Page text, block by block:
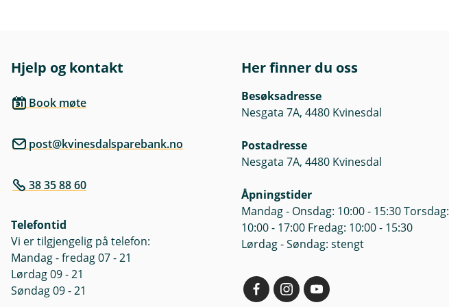
nøkkelinformasjon og prospekt.
Oversikt om fondenes kostnader finner du her.
Hjelp og kontakt
Book møte
post@kvinesdalsparebank.no
38 35 88 60
Telefontid
Vi er tilgjengelig på telefon:
Mandag - fredag 07 - 21
Lørdag 09 - 21
Søndag 09 - 21
Her finner du oss
Besøksadresse
Nesgata 7A, 4480 Kvinesdal
Postadresse
Nesgata 7A, 4480 Kvinesdal
Åpningstider
Mandag - Onsdag: 10:00 - 15:30 Torsdag:
10:00 - 17:00 Fredag: 10:00 - 15:30
Lørdag - Søndag: stengt